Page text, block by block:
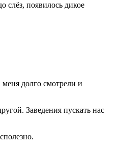
слёз, появилось дикое
долго смотрели и
Заведения пускать нас